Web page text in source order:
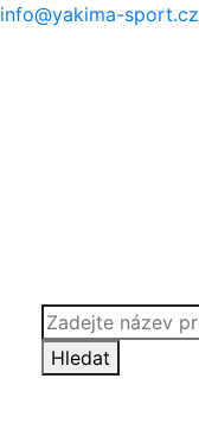
info@yakima-sport.cz
Products
search
Hledat